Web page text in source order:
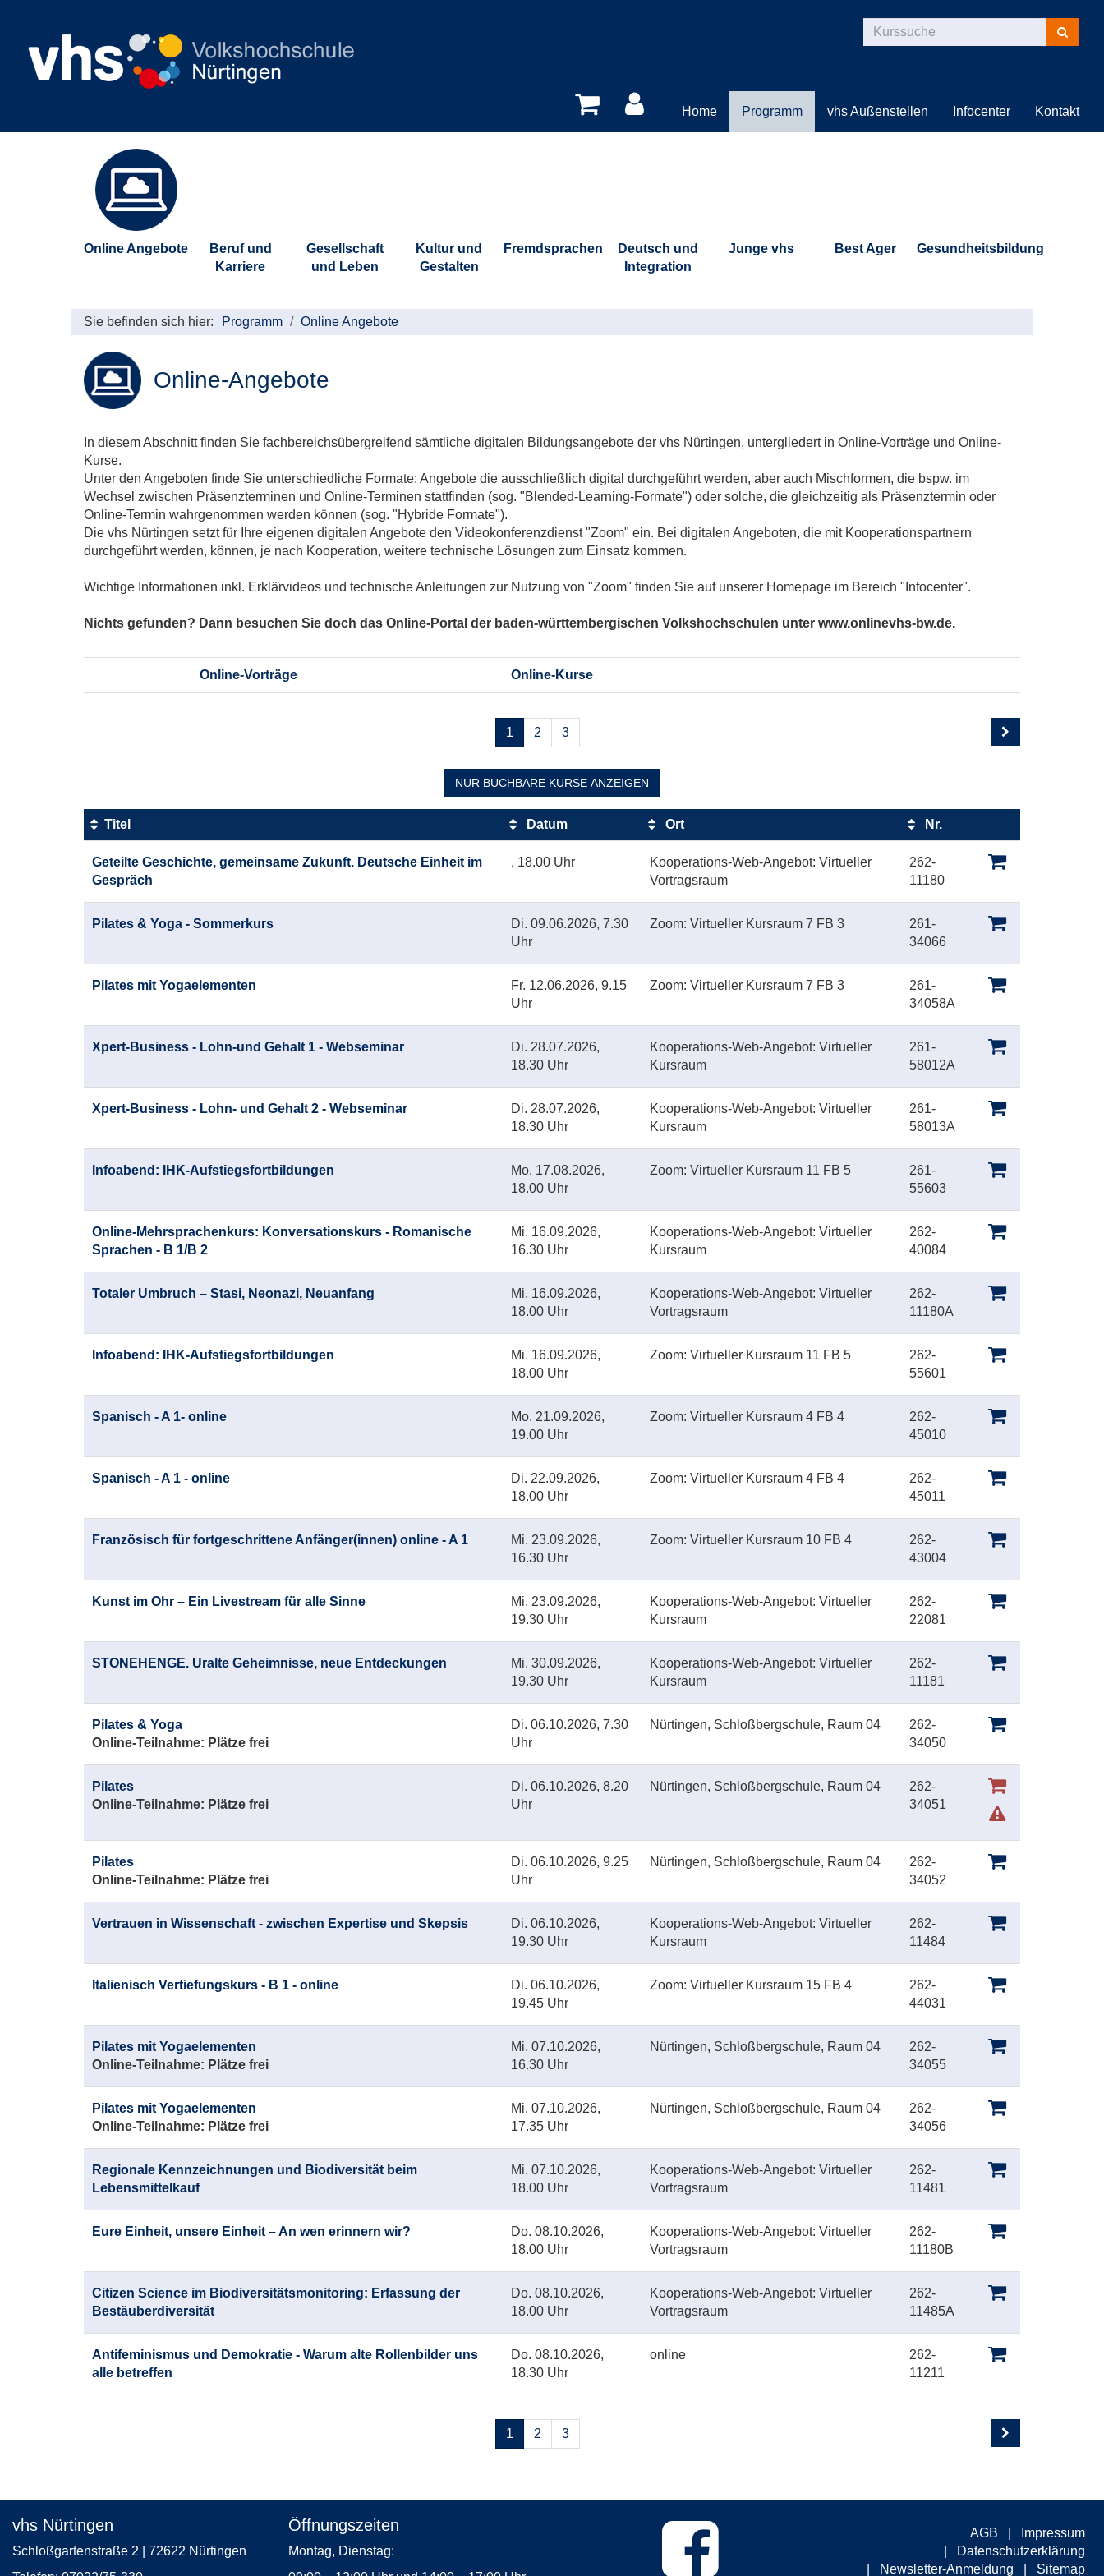
Kurse
suchen
Home Programm vhs Außenstellen Infocenter Kontakt
Online Angebote
Beruf und
Karriere
Gesellschaft
und Leben
Kultur und
Gestalten
Fremdsprachen
Deutsch und
Integration
Junge vhs Best Ager Gesundheitsbildung
Sie befinden sich hier: Programm Online Angebote
Online-Angebote
In diesem Abschnitt finden Sie fachbereichsübergreifend sämtliche digitalen Bildungsangebote der vhs Nürtingen, untergliedert in Online-Vorträge und Online-
Kurse.
Unter den Angeboten finde Sie unterschiedliche Formate: Angebote die ausschließlich digital durchgeführt werden, aber auch Mischformen, die bspw. im
Wechsel zwischen Präsenzterminen und Online-Terminen stattfinden (sog. "Blended-Learning-Formate") oder solche, die gleichzeitig als Präsenztermin oder
Online-Termin wahrgenommen werden können (sog. "Hybride Formate").
Die vhs Nürtingen setzt für Ihre eigenen digitalen Angebote den Videokonferenzdienst "Zoom" ein. Bei digitalen Angeboten, die mit Kooperationspartnern
durchgeführt werden, können, je nach Kooperation, weitere technische Lösungen zum Einsatz kommen.
Wichtige Informationen inkl. Erklärvideos und technische Anleitungen zur Nutzung von "Zoom" finden Sie auf unserer Homepage im Bereich "Infocenter".
Nichts gefunden? Dann besuchen Sie doch das Online-Portal der baden-württembergischen Volkshochschulen unter www.onlinevhs-bw.de.
Online-Vorträge Online-Kurse
Seiten
blättern
1 2 3
NUR BUCHBARE KURSE ANZEIGEN
Tabellenüberschriften
können
sortiert
werden.
Titel Datum Ort
Nr.
Kursstatus
Geteilte Geschichte, gemeinsame Zukunft. Deutsche Einheit im
Gespräch
, 18.00 Uhr
Kooperations-Web-Angebot: Virtueller
Vortragsraum
262-
11180
Pilates & Yoga - Sommerkurs Di. 09.06.2026, 7.30
Uhr
Zoom: Virtueller Kursraum 7 FB 3
261-
34066
Pilates mit Yogaelementen Fr. 12.06.2026, 9.15
Uhr
Zoom: Virtueller Kursraum 7 FB 3
261-
34058A
Xpert-Business - Lohn-und Gehalt 1 - Webseminar Di. 28.07.2026,
18.30 Uhr
Kooperations-Web-Angebot: Virtueller
Kursraum
261-
58012A
Xpert-Business - Lohn- und Gehalt 2 - Webseminar Di. 28.07.2026,
18.30 Uhr
Kooperations-Web-Angebot: Virtueller
Kursraum
261-
58013A
Infoabend: IHK-Aufstiegsfortbildungen Mo. 17.08.2026,
18.00 Uhr
Zoom: Virtueller Kursraum 11 FB 5
261-
55603
Online-Mehrsprachenkurs: Konversationskurs - Romanische
Sprachen - B 1/B 2
Mi. 16.09.2026,
16.30 Uhr
Kooperations-Web-Angebot: Virtueller
Kursraum
262-
40084
Totaler Umbruch – Stasi, Neonazi, Neuanfang Mi. 16.09.2026,
18.00 Uhr
Kooperations-Web-Angebot: Virtueller
Vortragsraum
262-
11180A
Infoabend: IHK-Aufstiegsfortbildungen Mi. 16.09.2026,
18.00 Uhr
Zoom: Virtueller Kursraum 11 FB 5
262-
55601
Spanisch - A 1- online Mo. 21.09.2026,
19.00 Uhr
Zoom: Virtueller Kursraum 4 FB 4
262-
45010
Spanisch - A 1 - online Di. 22.09.2026,
18.00 Uhr
Zoom: Virtueller Kursraum 4 FB 4
262-
45011
Französisch für fortgeschrittene Anfänger(innen) online - A 1 Mi. 23.09.2026,
16.30 Uhr
Zoom: Virtueller Kursraum 10 FB 4
262-
43004
Kunst im Ohr – Ein Livestream für alle Sinne Mi. 23.09.2026,
19.30 Uhr
Kooperations-Web-Angebot: Virtueller
Kursraum
262-
22081
STONEHENGE. Uralte Geheimnisse, neue Entdeckungen Mi. 30.09.2026,
19.30 Uhr
Kooperations-Web-Angebot: Virtueller
Kursraum
262-
11181
Pilates & Yoga
Online-Teilnahme: Plätze frei
Di. 06.10.2026, 7.30
Uhr
Nürtingen, Schloßbergschule, Raum 04
262-
34050
Pilates
Online-Teilnahme: Plätze frei
Di. 06.10.2026, 8.20
Uhr
Nürtingen, Schloßbergschule, Raum 04
262-
34051
Pilates
Online-Teilnahme: Plätze frei
Di. 06.10.2026, 9.25
Uhr
Nürtingen, Schloßbergschule, Raum 04
262-
34052
Vertrauen in Wissenschaft - zwischen Expertise und Skepsis Di. 06.10.2026,
19.30 Uhr
Kooperations-Web-Angebot: Virtueller
Kursraum
262-
11484
Italienisch Vertiefungskurs - B 1 - online Di. 06.10.2026,
19.45 Uhr
Zoom: Virtueller Kursraum 15 FB 4
262-
44031
Pilates mit Yogaelementen
Online-Teilnahme: Plätze frei
Mi. 07.10.2026,
16.30 Uhr
Nürtingen, Schloßbergschule, Raum 04
262-
34055
Pilates mit Yogaelementen
Online-Teilnahme: Plätze frei
Mi. 07.10.2026,
17.35 Uhr
Nürtingen, Schloßbergschule, Raum 04
262-
34056
Regionale Kennzeichnungen und Biodiversität beim
Lebensmittelkauf
Mi. 07.10.2026,
18.00 Uhr
Kooperations-Web-Angebot: Virtueller
Vortragsraum
262-
11481
Eure Einheit, unsere Einheit – An wen erinnern wir? Do. 08.10.2026,
18.00 Uhr
Kooperations-Web-Angebot: Virtueller
Vortragsraum
262-
11180B
Citizen Science im Biodiversitätsmonitoring: Erfassung der
Bestäuberdiversität
Do. 08.10.2026,
18.00 Uhr
Kooperations-Web-Angebot: Virtueller
Vortragsraum
262-
11485A
Antifeminismus und Demokratie - Warum alte Rollenbilder uns
alle betreffen
Do. 08.10.2026,
18.30 Uhr
online
262-
11211
Seiten
blättern
1 2 3
vhs Nürtingen
Schloßgartenstraße 2 | 72622 Nürtingen
Öffnungszeiten
Montag, Dienstag:
AGB
Impressum
Datenschutzerklärung
Newsletter-Anmeldung
Sitemap